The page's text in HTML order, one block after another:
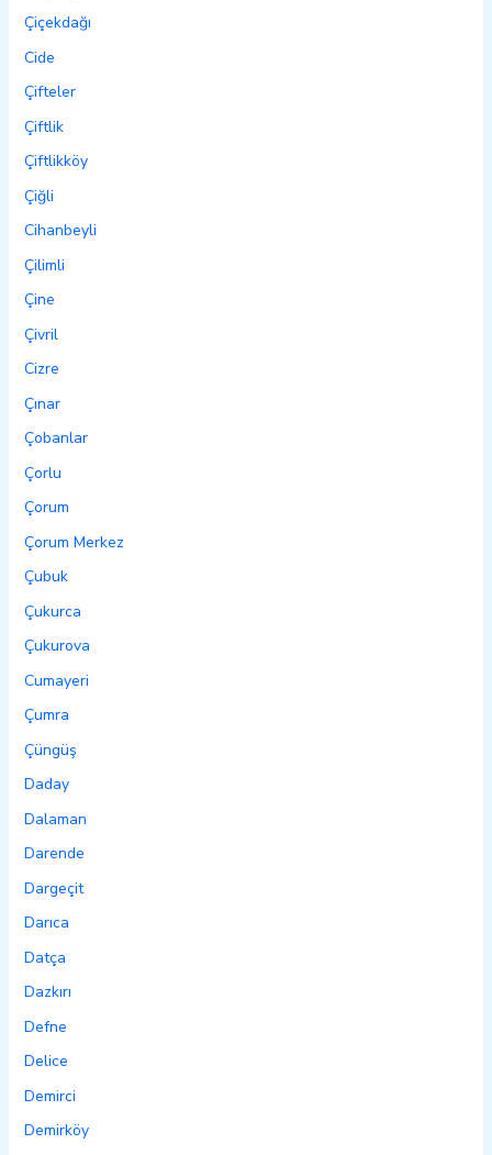
Çiçekdağı
Cide
Çifteler
Çiftlik
Çiftlikköy
Çiğli
Cihanbeyli
Çilimli
Çine
Çivril
Cizre
Çınar
Çobanlar
Çorlu
Çorum
Çorum Merkez
Çubuk
Çukurca
Çukurova
Cumayeri
Çumra
Çüngüş
Daday
Dalaman
Darende
Dargeçit
Darıca
Datça
Dazkırı
Defne
Delice
Demirci
Demirköy